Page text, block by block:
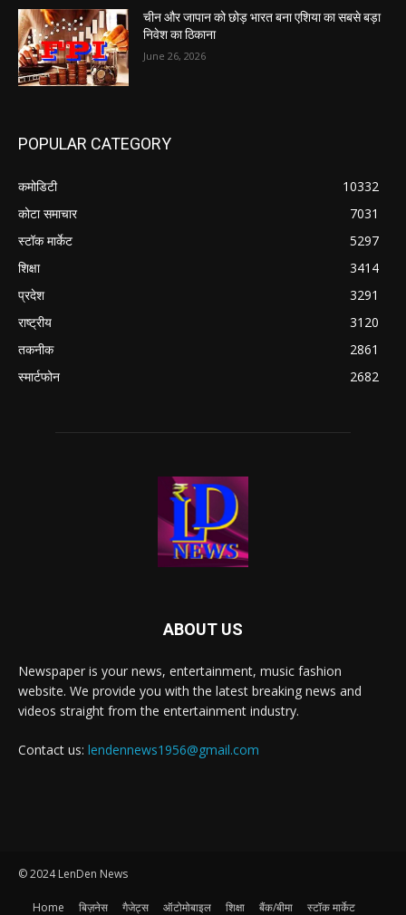
चीन और जापान को छोड़ भारत बना एशिया का सबसे बड़ा
निवेश का ठिकाना
June 26, 2026
POPULAR CATEGORY
कमोडिटी
10332
कोटा समाचार
7031
स्टॉक मार्केट
5297
शिक्षा
3414
प्रदेश
3291
राष्ट्रीय
3120
तकनीक
2861
स्मार्टफोन
2682
ABOUT US
Newspaper is your news, entertainment, music fashion
website. We provide you with the latest breaking news and
videos straight from the entertainment industry.
Contact us: lendennews1956@gmail.com
© 2024 LenDen News
Home बिज़नेस गैजेट्स ऑटोमोबाइल शिक्षा बैंक/बीमा स्टॉक मार्केट